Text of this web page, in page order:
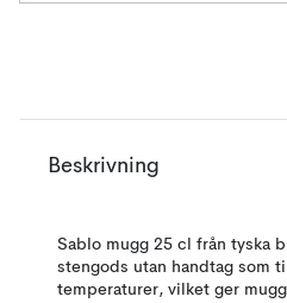
Beskrivning
Sablo mugg 25 cl från tyska
stengods utan handtag som
temperaturer, vilket ger